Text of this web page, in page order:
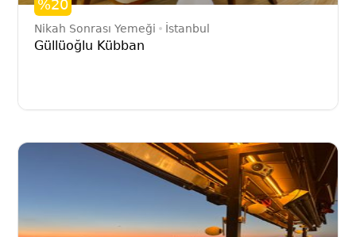
%20
Nikah Sonrası Yemeği İstanbul
Güllüoğlu Kübban